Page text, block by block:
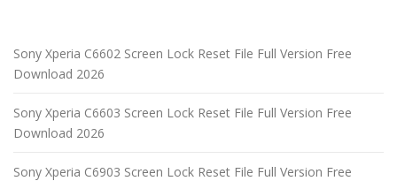
Sony Xperia C6602 Screen Lock Reset File Full Version Free
Download 2026
Sony Xperia C6603 Screen Lock Reset File Full Version Free
Download 2026
Sony Xperia C6903 Screen Lock Reset File Full Version Free